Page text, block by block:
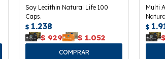
Soy Lecithin Natural Life 100
Caps.
$ 1.238
$ 929 $ 1.052
Multi
$
$